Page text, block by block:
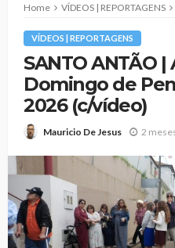
Home VÍDEOS | REPORTAGENS
VÍDEOS | REPORTAGENS
SANTO ANTÃO
Domingo de
2026 (c/vídeo)
Mauricio De Jesus 2